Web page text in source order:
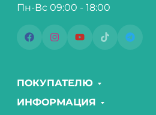
Пн-Вс 09:00 - 18:00
ПОКУПАТЕЛЮ
ИНФОРМАЦИЯ